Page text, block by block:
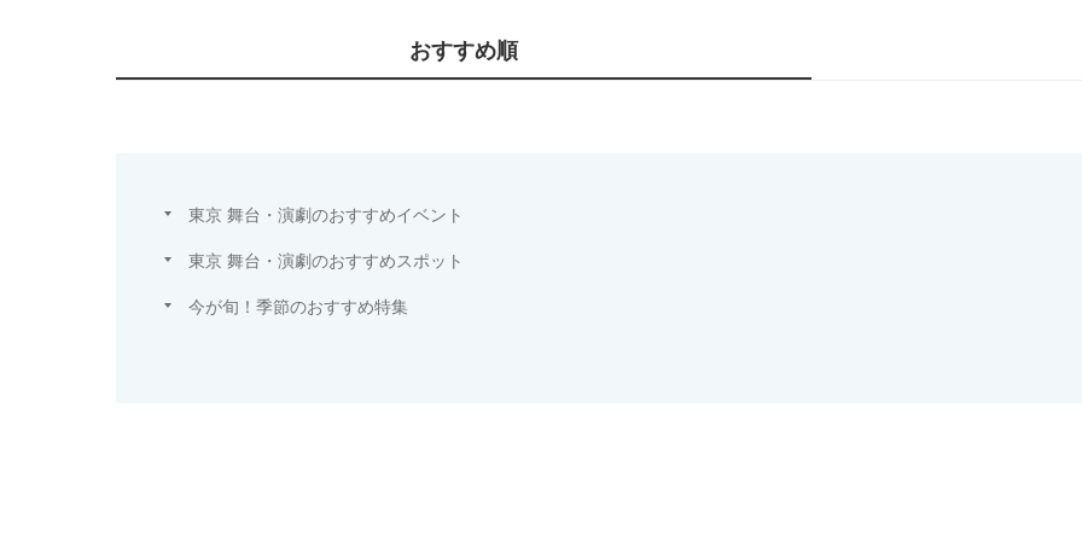
おすすめ順
東京 舞台・演劇のおすすめイベント
東京 舞台・演劇のおすすめスポット
今が旬！季節のおすすめ特集